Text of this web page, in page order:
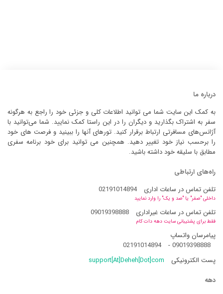
درباره ما
به کمک این سایت شما می توانید اطلاعات کلی و جزئی خود را راجع به هرگونه
سفر به اشتراک بگذارید و دیگران را در این راستا کمک نمایید. شما می‌توانید با
آژانس‌های مسافرتی ارتباط برقرار کنید. تورهای آنها را ببینید و فرصت های خود
را برحسب نیاز خود تغییر دهید. همچنین می توانید برای خود برنامه سفری
مطابق با سلیقه خود داشته باشید.
راه‌های ارتباطی
تلفن تماس در ساعات اداری
02191014894
داخلی "صفر" یا "صد و یک" را وارد نمایید
تلفن تماس در ساعات غیراداری 09019398888
فقط برای پشتیبانی سایت دهه دات کام
پیامرسان واتساپ
09019398888
-
02191014894
پست الکترونیکی
support[At]Deheh[Dot]com
دهه